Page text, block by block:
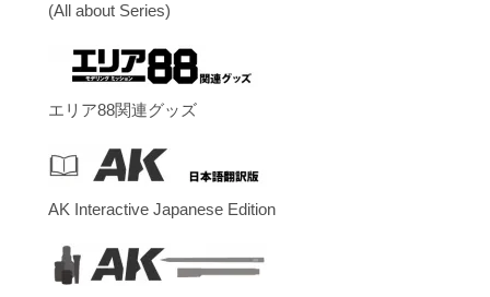
(All about Series)
エリア88関連グッズ
AK Interactive Japanese Edition